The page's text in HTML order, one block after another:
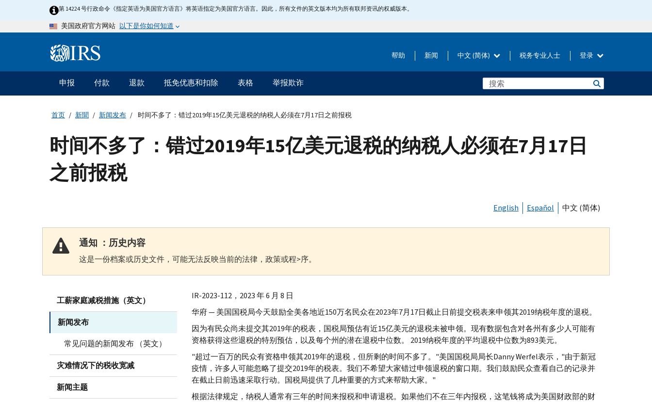
第 14224 号行政命令《指定英语为美国官方语言》将英语指定为美国官方语言。因此，所有文件的英文版本均为所有联邦资讯的权威版本。
美国政府官方网站 以下是你如何知道
Information 帮助 新闻 中文 (简体) 税务专业人士 登录
主
要
导
申报 付款 退款 抵免优惠和扣除 表格 举报欺诈
首页 新聞 新闻发布 时间不多了：错过2019年15亿美元退税的纳税人必须在7月17日之前报税
时间不多了：错过2019年15亿美元退税的纳税人必须在7月17日
之前报税
English Español 中文 (简体)
通知 ：历史内容
这是一份档案或历史文件，可能无法反映当前的法律，政策或程>序。
工薪家庭减税措施（英文）
新闻发布
常见问题的新闻发布 （英文）
灾难情况下的税收宽减
新闻主题
IR-2023-112，2023 年 6 月 8 日
华府 — 美国国税局今天鼓励全美各地近150万名民众在2023年7月17日截止日前提交税表来申领其2019纳税年度的退税。
因为有民众尚未提交其2019年的税表，国税局预估有近15亿美元的退税未被申领。现有数据包含对各州有多少人可能有
资格获得这些退税的特别预估，以及每个州的潜在退税中位数。 2019纳税年度的平均退税中位数为893美元。
"超过一百万的民众有资格申领其2019年的退税，但所剩的时间不多了。"美国国税局局长Danny Werfel表示，"由于新冠
疫情，许多人可能忽略了提交2019年的税表。我们不希望大家错过申领退税的窗口期。我们鼓励民众查看自己的记录并
在截止日前迅速采取行动。国税局提供了几种重要的方式来帮助大家。"
根据法律规定，纳税人通常有三年的时间来报税和申请退税。如果他们不在三年内报税，这笔钱将成为美国财政部的财